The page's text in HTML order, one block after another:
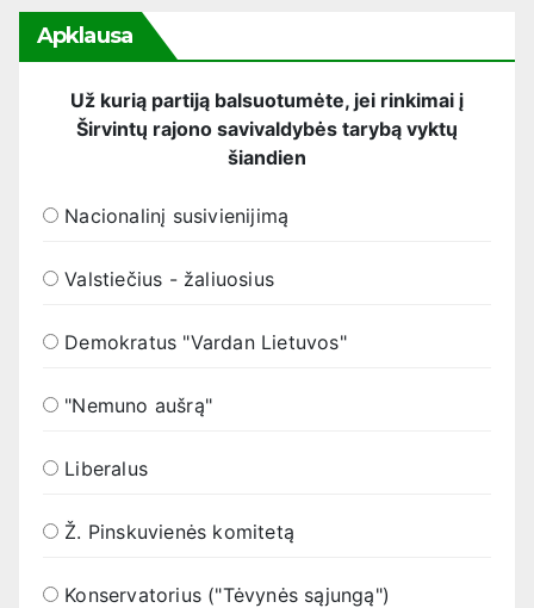
Apklausa
Už kurią partiją balsuotumėte, jei rinkimai į
Širvintų rajono savivaldybės tarybą vyktų
šiandien
Nacionalinį susivienijimą
Valstiečius - žaliuosius
Demokratus "Vardan Lietuvos"
"Nemuno aušrą"
Liberalus
Ž. Pinskuvienės komitetą
Konservatorius ("Tėvynės sąjungą")